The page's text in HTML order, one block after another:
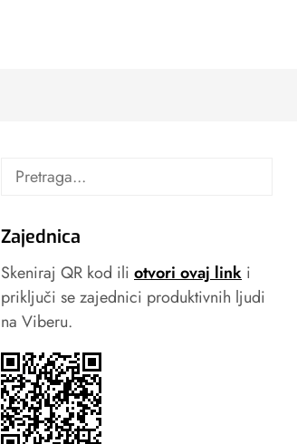
Zajednica
Skeniraj QR kod ili otvori ovaj link i
priključi se zajednici produktivnih ljudi
na Viberu.